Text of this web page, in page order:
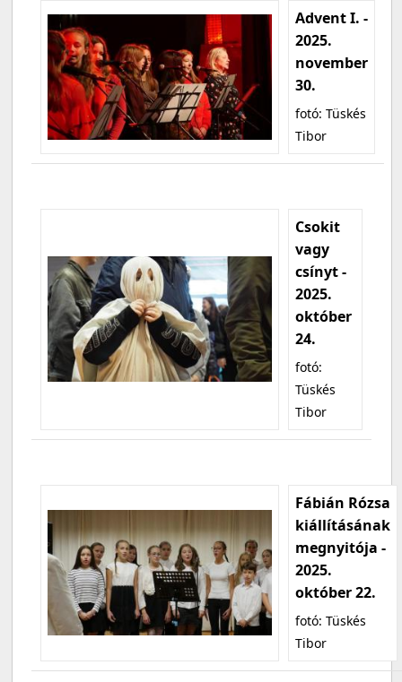
Advent I. -
2025.
november
30.
fotó: Tüskés
Tibor
Csokit
vagy
csínyt -
2025.
október
24.
fotó:
Tüskés
Tibor
Fábián Rózsa
kiállításának
megnyitója -
2025.
október 22.
fotó: Tüskés
Tibor